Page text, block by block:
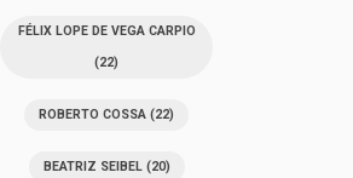
FÉLIX LOPE DE VEGA CARPIO
(22)
ROBERTO COSSA (22)
BEATRIZ SEIBEL(20)